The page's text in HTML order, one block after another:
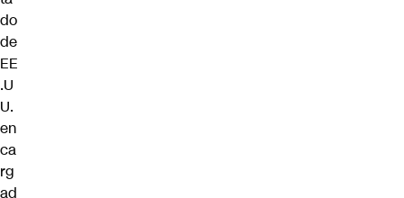
do
de
EE
.U
U.
en
ca
rg
ad